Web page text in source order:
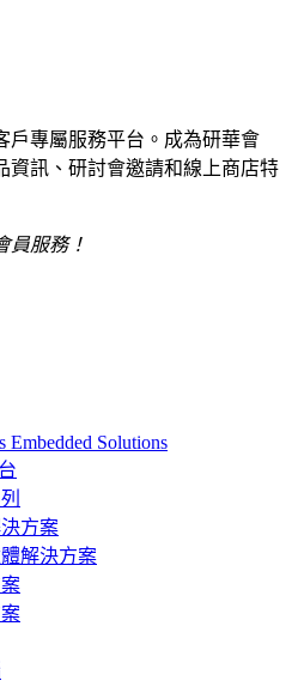
戶專屬服務平台。成為研華會
資訊、研討會邀請和線上商店特
員服務！
Embedded Solutions
方案
解決方案